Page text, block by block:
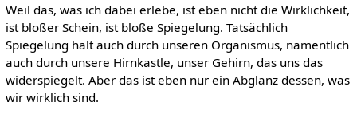
Weil das, was ich dabei erlebe, ist eben nicht die Wirklichkeit,
ist bloßer Schein, ist bloße Spiegelung. Tatsächlich
Spiegelung halt auch durch unseren Organismus, namentlich
auch durch unsere Hirnkastle, unser Gehirn, das uns das
widerspiegelt. Aber das ist eben nur ein Abglanz dessen, was
wir wirklich sind.